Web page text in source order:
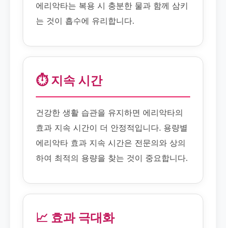
에리악타는 복용 시 충분한 물과 함께 삼키
는 것이 흡수에 유리합니다.
⏱️ 지속 시간
건강한 생활 습관을 유지하면 에리악타의
효과 지속 시간이 더 안정적입니다. 용량별
에리악타 효과 지속 시간은 전문의와 상의
하여 최적의 용량을 찾는 것이 중요합니다.
📈 효과 극대화